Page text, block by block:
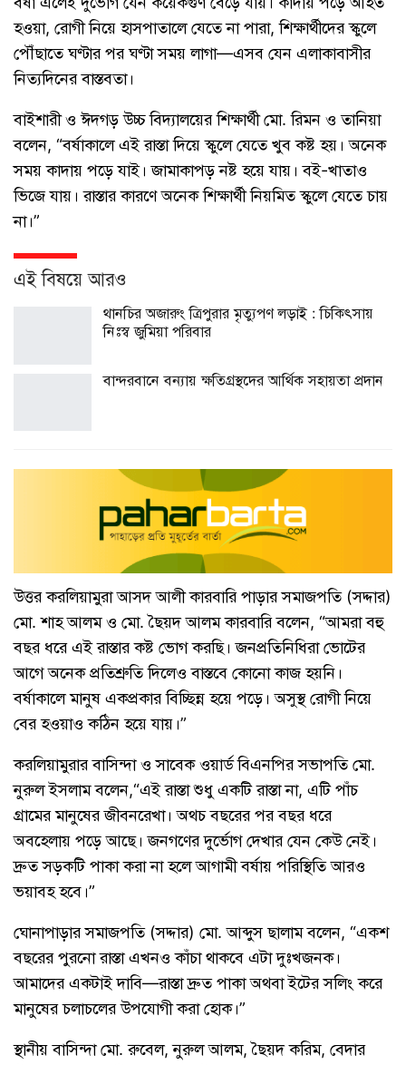
হওয়া, রোগী নিয়ে হাসপাতালে যেতে না পারা, শিক্ষার্থীদের স্কুলে
পৌঁছাতে ঘণ্টার পর ঘণ্টা সময় লাগা—এসব যেন এলাকাবাসীর
নিত্যদিনের বাস্তবতা।
বাইশারী ও ঈদগড় উচ্চ বিদ্যালয়ের শিক্ষার্থী মো. রিমন ও তানিয়া
বলেন, “বর্ষাকালে এই রাস্তা দিয়ে স্কুলে যেতে খুব কষ্ট হয়। অনেক
সময় কাদায় পড়ে যাই। জামাকাপড় নষ্ট হয়ে যায়। বই-খাতাও
ভিজে যায়। রাস্তার কারণে অনেক শিক্ষার্থী নিয়মিত স্কুলে যেতে চায়
না।”
এই বিষয়ে আরও
থানচির অজারুং ত্রিপুরার মৃত্যুপণ লড়াই : চিকিৎসায়
নিঃস্ব জুমিয়া পরিবার
বান্দরবানে বন্যায় ক্ষতিগ্রস্থদের আর্থিক সহায়তা প্রদান
উত্তর করলিয়ামুরা আসদ আলী কারবারি পাড়ার সমাজপতি (সদ্দার)
মো. শাহ আলম ও মো. ছৈয়দ আলম কারবারি বলেন, “আমরা বহু
বছর ধরে এই রাস্তার কষ্ট ভোগ করছি। জনপ্রতিনিধিরা ভোটের
আগে অনেক প্রতিশ্রুতি দিলেও বাস্তবে কোনো কাজ হয়নি।
বর্ষাকালে মানুষ একপ্রকার বিচ্ছিন্ন হয়ে পড়ে। অসুস্থ রোগী নিয়ে
বের হওয়াও কঠিন হয়ে যায়।”
করলিয়ামুরার বাসিন্দা ও সাবেক ওয়ার্ড বিএনপির সভাপতি মো.
নুরুল ইসলাম বলেন,“এই রাস্তা শুধু একটি রাস্তা না, এটি পাঁচ
গ্রামের মানুষের জীবনরেখা। অথচ বছরের পর বছর ধরে
অবহেলায় পড়ে আছে। জনগণের দুর্ভোগ দেখার যেন কেউ নেই।
দ্রুত সড়কটি পাকা করা না হলে আগামী বর্ষায় পরিস্থিতি আরও
ভয়াবহ হবে।”
ঘোনাপাড়ার সমাজপতি (সদ্দার) মো. আব্দুস ছালাম বলেন, “একশ
বছরের পুরনো রাস্তা এখনও কাঁচা থাকবে এটা দুঃখজনক।
আমাদের একটাই দাবি—রাস্তা দ্রুত পাকা অথবা ইটের সলিং করে
মানুষের চলাচলের উপযোগী করা হোক।”
স্থানীয় বাসিন্দা মো. রুবেল, নুরুল আলম, ছৈয়দ করিম, বেদার